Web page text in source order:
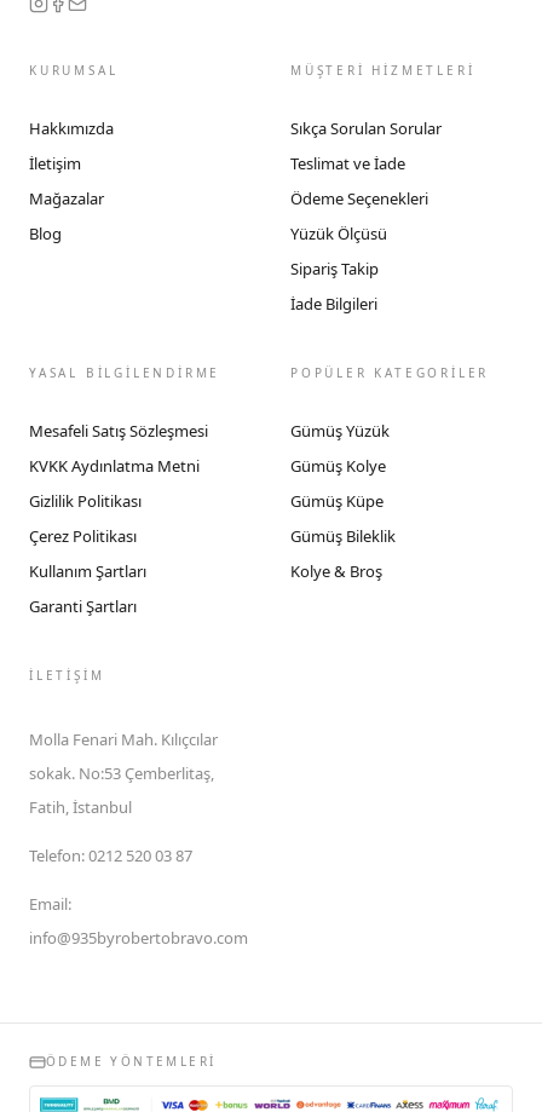
KURUMSAL
Hakkımızda
İletişim
Mağazalar
Blog
MÜŞTERİ HİZMETLERİ
Sıkça Sorulan Sorular
Teslimat ve İade
Ödeme Seçenekleri
Yüzük Ölçüsü
Sipariş Takip
İade Bilgileri
YASAL BİLGİLENDİRME
Mesafeli Satış Sözleşmesi
KVKK Aydınlatma Metni
Gizlilik Politikası
Çerez Politikası
Kullanım Şartları
Garanti Şartları
POPÜLER KATEGORİLER
Gümüş Yüzük
Gümüş Kolye
Gümüş Küpe
Gümüş Bileklik
Kolye & Broş
İLETIŞIM
Molla Fenari Mah. Kılıçcılar
sokak. No:53 Çemberlitaş,
Fatih, İstanbul
Telefon:0212 520 03 87
Email:
info@935byrobertobravo.com
ÖDEME YÖNTEMLERI